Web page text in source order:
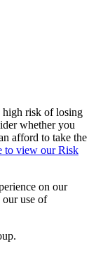
high risk of losing
whether you
afford to take the
to view our Risk
on our
use of